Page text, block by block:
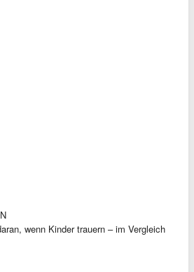
wenn Kinder trauern – im Vergleich